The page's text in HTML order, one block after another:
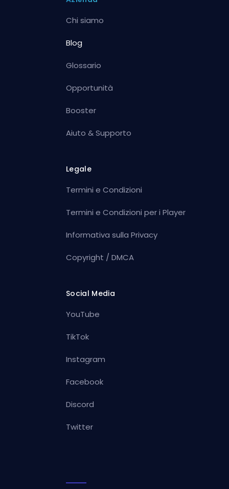
Chi siamo
Blog
Glossario
Opportunità
Booster
Aiuto & Supporto
Legale
Termini e Condizioni
Termini e Condizioni per i Player
Informativa sulla Privacy
Copyright / DMCA
Social Media
YouTube
TikTok
Instagram
Facebook
Discord
Twitter